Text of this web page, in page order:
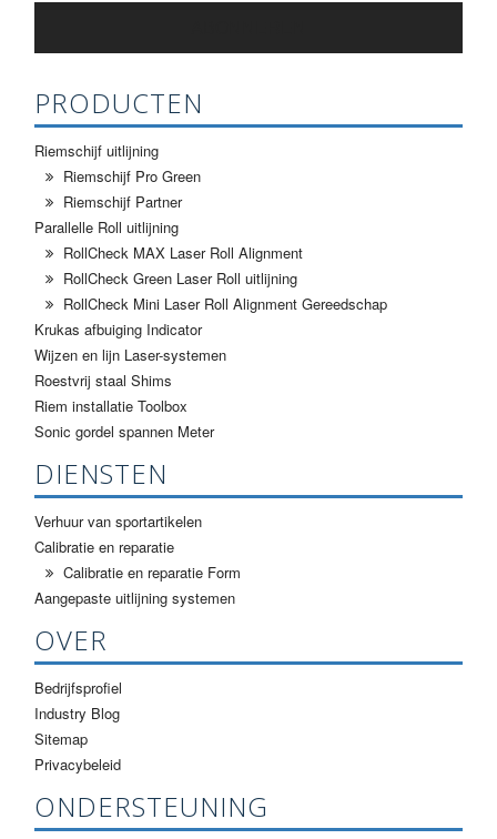
PRODUCTEN
Riemschijf uitlijning
Riemschijf Pro Green
Riemschijf Partner
Parallelle Roll uitlijning
RollCheck MAX Laser Roll Alignment
RollCheck Green Laser Roll uitlijning
RollCheck Mini Laser Roll Alignment Gereedschap
Krukas afbuiging Indicator
Wijzen en lijn Laser-systemen
Roestvrij staal Shims
Riem installatie Toolbox
Sonic gordel spannen Meter
DIENSTEN
Verhuur van sportartikelen
Calibratie en reparatie
Calibratie en reparatie Form
Aangepaste uitlijning systemen
OVER
Bedrijfsprofiel
Industry Blog
Sitemap
Privacybeleid
ONDERSTEUNING